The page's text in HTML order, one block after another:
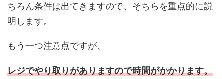
ちろん条件は出てきますので、そちらを重点的に説
明します。
もう一つ注意点ですが、
レジでやり取りがありますので時間がかかります。